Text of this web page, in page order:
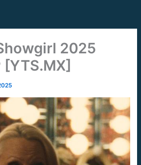
2025
[YTS.MX]